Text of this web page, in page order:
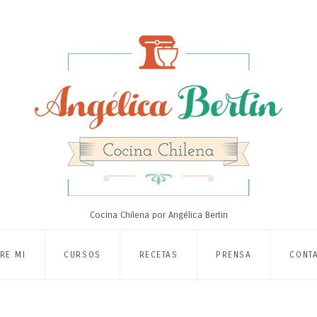
Cocina Chilena por Angélica Bertin
MI CURSOS RECETAS PRENSA